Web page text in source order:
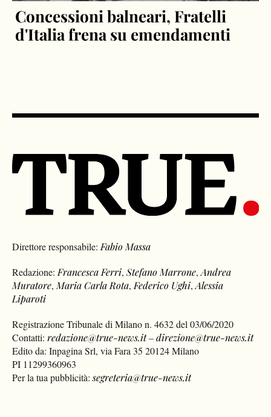
Concessioni balneari, Fratelli
d'Italia frena su emendamenti
Direttore responsabile:Fabio Massa
Redazione:Francesca Ferri,Stefano Marrone,Andrea
Muratore,Maria Carla Rota,Federico Ughi,Alessia
Liparoti
Registrazione Tribunale di Milano n. 4632 del 03/06/2020
Contatti:redazione@true-news.it–direzione@true-news.it
Edito da: Inpagina Srl, via Fara 35 20124 Milano
PI 11299360963
Per la tua pubblicità:segreteria@true-news.it